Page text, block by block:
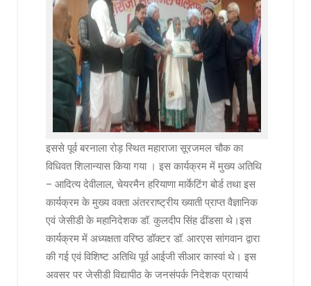
इससे पूर्व बरनाला रोड़ स्थित महाराजा सूरजमल चौक का
विधिवत शिलान्यास किया गया । इस कार्यक्रम में मुख्य अतिथि
– आदित्य देवीलाल, चेयरमैन हरियाणा मार्केटिंग बोर्ड तथा इस
कार्यक्रम के मुख्य वक्ता अंतरराष्ट्रीय ख्याती प्राप्त वैज्ञानिक
एवं जेसीडी के महानिदेशक डॉ. कुलदीप सिंह ढींडसा थे।इस
कार्यक्रम में अध्यक्षता वरिष्ठ डॉक्टर डॉ. आरएस सांगवान द्वारा
की गई एवं विशिष्ट अतिथि पूर्व आईजी सीआर कास्वां थे। इस
अवसर पर जेसीडी विद्यापीठ के जनसंपर्क निदेशक प्राचार्य